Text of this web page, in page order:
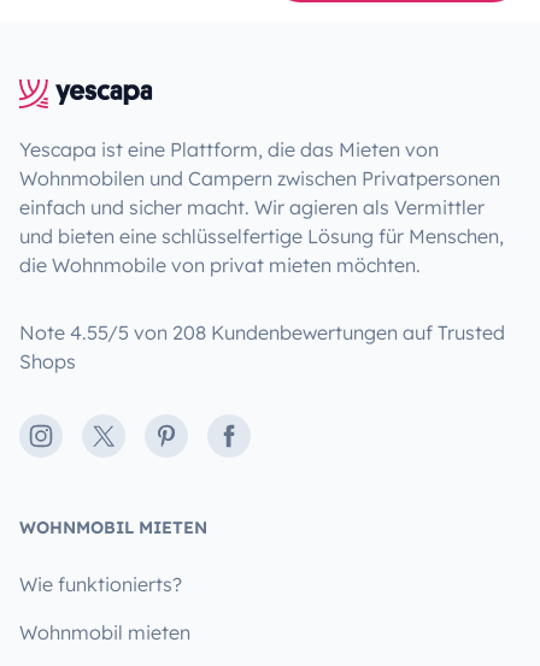
Yescapa ist eine Plattform, die das Mieten von
Wohnmobilen und Campern zwischen Privatpersonen
einfach und sicher macht. Wir agieren als Vermittler
und bieten eine schlüsselfertige Lösung für Menschen,
die Wohnmobile von privat mieten möchten.
Note 4.55/5 von 208 Kundenbewertungen auf Trusted
Shops
Instagram
X PinterestFacebook
WOHNMOBIL MIETEN
Wie funktionierts?
Wohnmobil mieten